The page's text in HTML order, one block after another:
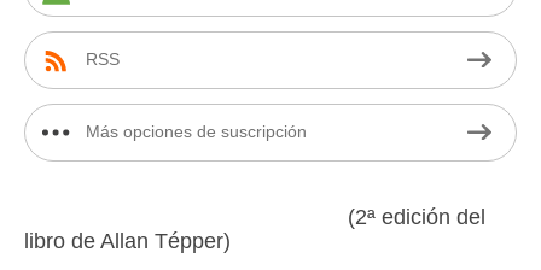
RSS
Más opciones de suscripción
(2ª edición del
libro de Allan Tépper)